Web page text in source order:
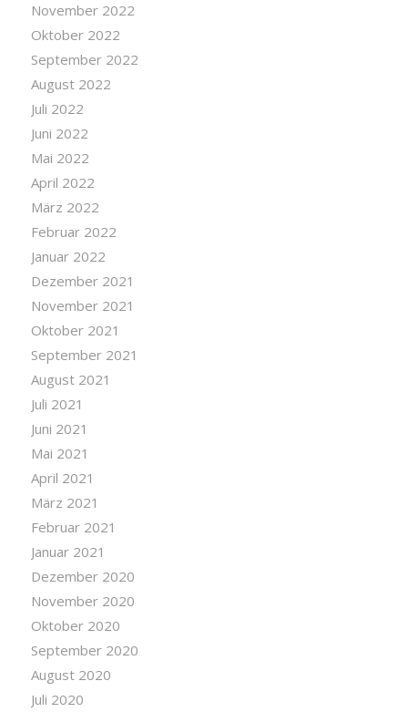
November 2022
Oktober 2022
September 2022
August 2022
Juli 2022
Juni 2022
Mai 2022
April 2022
März 2022
Februar 2022
Januar 2022
Dezember 2021
November 2021
Oktober 2021
September 2021
August 2021
Juli 2021
Juni 2021
Mai 2021
April 2021
März 2021
Februar 2021
Januar 2021
Dezember 2020
November 2020
Oktober 2020
September 2020
August 2020
Juli 2020